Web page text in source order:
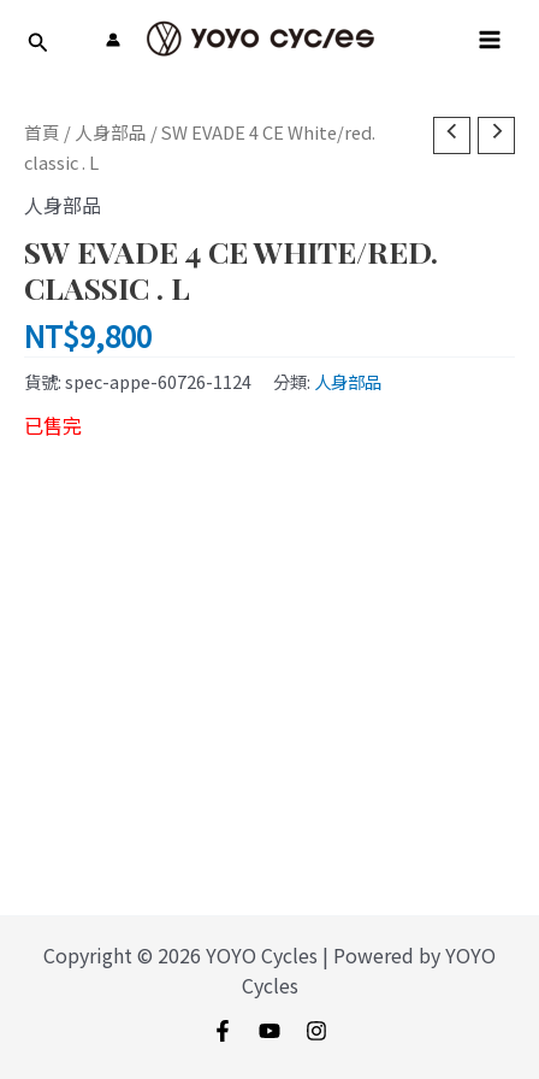
首頁 / 人身部品 / SW EVADE 4 CE White/red.
classic . L
人身部品
SW EVADE 4 CE WHITE/RED.
CLASSIC . L
NT$9,800
貨號:spec-appe-60726-1124 分類: 人身部品
已售完
Copyright © 2026 YOYO Cycles | Powered by YOYO
Cycles